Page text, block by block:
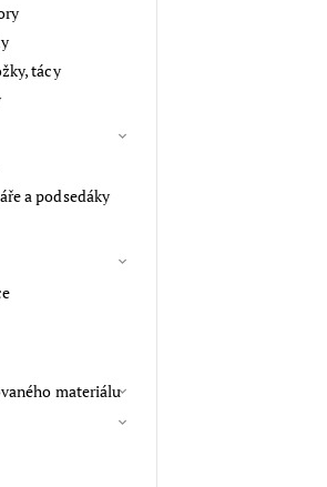
tácy
a podsedáky
materiálu